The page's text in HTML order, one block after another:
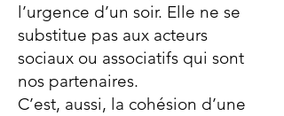
l’urgence d’un soir. Elle ne se
substitue pas aux acteurs
sociaux ou associatifs qui sont
nos partenaires.
C’est, aussi, la cohésion d’une